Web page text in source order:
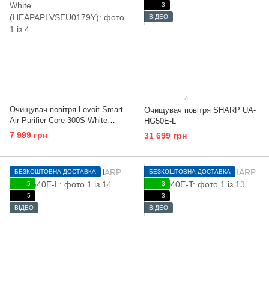
Очищувач повітря Levoit Smart
Air Purifier Core 300S White
(HEAPAPLVSEU0179Y)
7 999 грн
3
ВІДЕО
4
Очищувач повітря SHARP UA-
HG50E-L
31 699 грн
БЕЗКОШТОВНА ДОСТАВКА
5
5
ВІДЕО
БЕЗКОШТОВНА ДОСТАВКА
3
3
ВІДЕО